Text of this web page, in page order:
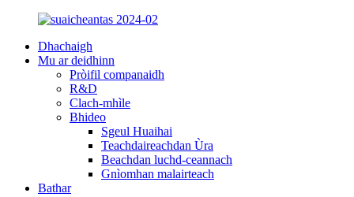
Dhachaigh
Mu ar deidhinn
Pròifil companaidh
R&D
Clach-mhìle
Bhideo
Sgeul Huaihai
Teachdaireachdan Ùra
Beachdan luchd-ceannach
Gnìomhan malairteach
Bathar